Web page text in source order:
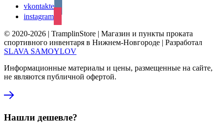
vkontakte
instagram
© 2020-2026 | TramplinStore | Магазин и пункты проката
спортивного инвентаря в Нижнем-Новгороде | Разработал
SLAVA SAMOYLOV
Информационные материалы и цены, размещенные на сайте,
не являются публичной офертой.
Нашли дешевле?